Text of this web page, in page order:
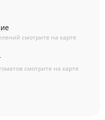
смотрите на карте
смотрите на карте